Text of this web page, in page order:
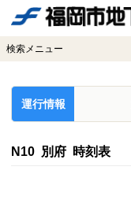
検索メニュー
運行情報
N10 別府 時刻表